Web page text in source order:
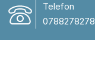
Telefon
0788278278